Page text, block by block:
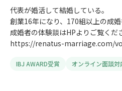
代表が婚活して結婚している。
創業16年になり、170組以上の成婚
成婚者の体験談はHPよりご覧くだ
https://renatus-marriage.com/
IBJ AWARD受賞 オンライン面談対